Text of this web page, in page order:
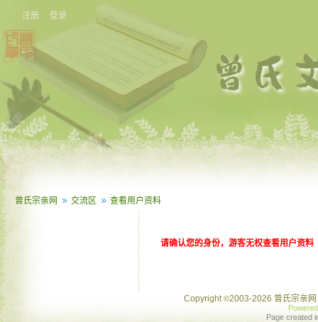
注册 登录
曾氏宗亲网 交流区 查看用户资料
请确认您的身份，游客无权查看用户资料
Copyright©2003-2026 曾氏宗亲
Page created